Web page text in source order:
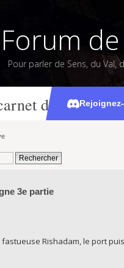
Forum
Pour parler de Sens, du Val,
de bord] -
3e partie
fastueuse Rishadam, le port